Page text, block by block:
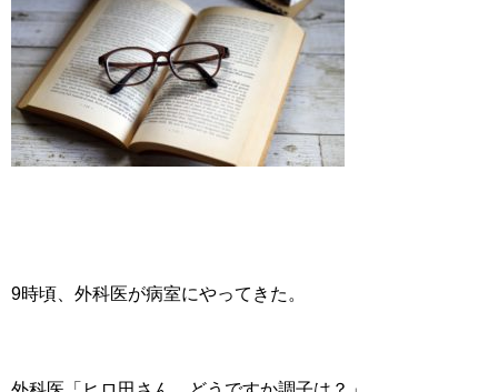
9時頃、外科医が病室にやってきた。